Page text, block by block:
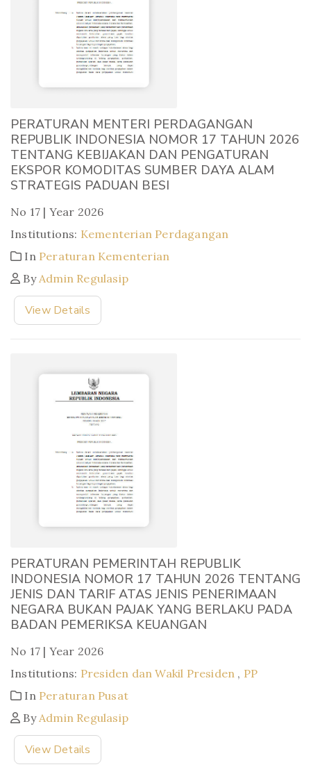
PERATURAN MENTERI PERDAGANGAN
REPUBLIK INDONESIA NOMOR 17 TAHUN 2026
TENTANG KEBIJAKAN DAN PENGATURAN
EKSPOR KOMODITAS SUMBER DAYA ALAM
STRATEGIS PADUAN BESI
No 17 | Year 2026
Institutions: Kementerian Perdagangan
In Peraturan Kementerian
ByAdmin Regulasip
View Details
PERATURAN PEMERINTAH REPUBLIK
INDONESIA NOMOR 17 TAHUN 2026 TENTANG
JENIS DAN TARIF ATAS JENIS PENERIMAAN
NEGARA BUKAN PAJAK YANG BERLAKU PADA
BADAN PEMERIKSA KEUANGAN
No 17 | Year 2026
Institutions: Presiden dan Wakil Presiden , PP
In Peraturan Pusat
ByAdmin Regulasip
View Details